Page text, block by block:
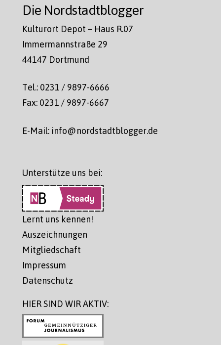
Die Nordstadtblogger
Kulturort Depot – Haus R.07
Immermannstraße 29
44147 Dortmund
Tel.: 0231 / 9897-6666
Fax: 0231 / 9897-6667
E-Mail: info@nordstadtblogger.de
Unterstütze uns bei:
Lernt uns kennen!
Auszeichnungen
Mitgliedschaft
Impressum
Datenschutz
HIER SIND WIR AKTIV: